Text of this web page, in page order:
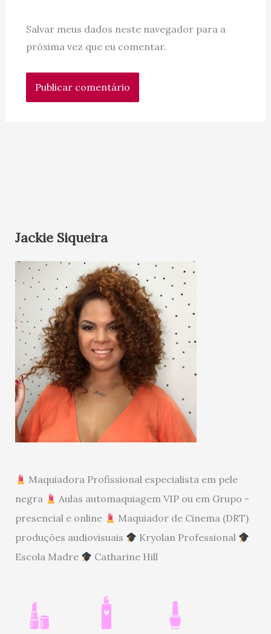
Salvar meus dados neste navegador para a
próxima vez que eu comentar.
Jackie Siqueira
Maquiadora Profissional especialista em pele
negra
Aulas automaquiagem VIP ou em Grupo -
presencial e online
Maquiador de Cinema (DRT)
produções audiovisuais
Kryolan Professional
Escola Madre
Catharine Hill